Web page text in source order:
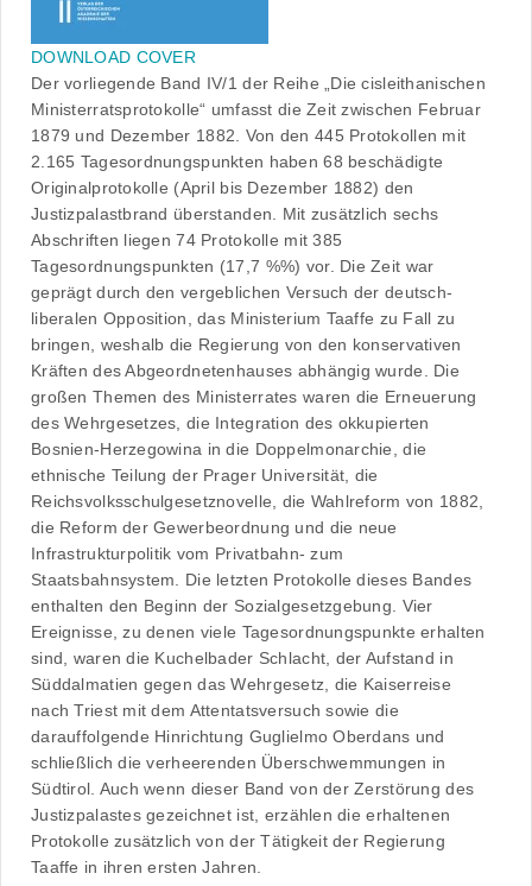
DOWNLOAD COVER
Der vorliegende Band IV/1 der Reihe „Die cisleithanischen
Ministerratsprotokolle“ umfasst die Zeit zwischen Februar
1879 und Dezember 1882. Von den 445 Protokollen mit
2.165 Tagesordnungspunkten haben 68 beschädigte
Originalprotokolle (April bis Dezember 1882) den
Justizpalastbrand überstanden. Mit zusätzlich sechs
Abschriften liegen 74 Protokolle mit 385
Tagesordnungspunkten (17,7 %%) vor. Die Zeit war
geprägt durch den vergeblichen Versuch der deutsch-
liberalen Opposition, das Ministerium Taaffe zu Fall zu
bringen, weshalb die Regierung von den konservativen
Kräften des Abgeordnetenhauses abhängig wurde. Die
großen Themen des Ministerrates waren die Erneuerung
des Wehrgesetzes, die Integration des okkupierten
Bosnien-Herzegowina in die Doppelmonarchie, die
ethnische Teilung der Prager Universität, die
Reichsvolksschulgesetznovelle, die Wahlreform von 1882,
die Reform der Gewerbeordnung und die neue
Infrastrukturpolitik vom Privatbahn- zum
Staatsbahnsystem. Die letzten Protokolle dieses Bandes
enthalten den Beginn der Sozialgesetzgebung. Vier
Ereignisse, zu denen viele Tagesordnungspunkte erhalten
sind, waren die Kuchelbader Schlacht, der Aufstand in
Süddalmatien gegen das Wehrgesetz, die Kaiserreise
nach Triest mit dem Attentatsversuch sowie die
darauffolgende Hinrichtung Guglielmo Oberdans und
schließlich die verheerenden Überschwemmungen in
Südtirol. Auch wenn dieser Band von der Zerstörung des
Justizpalastes gezeichnet ist, erzählen die erhaltenen
Protokolle zusätzlich von der Tätigkeit der Regierung
Taaffe in ihren ersten Jahren.